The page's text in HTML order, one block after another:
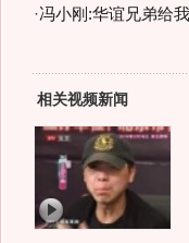
·冯小刚:华谊兄弟给
相关视频新闻